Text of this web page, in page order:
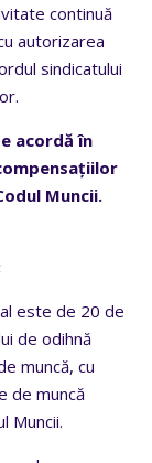
continuă
autorizarea
sindicatului
acordă în
Muncii.
este de 20 de
de odihnă
muncă, cu
de muncă
Muncii.